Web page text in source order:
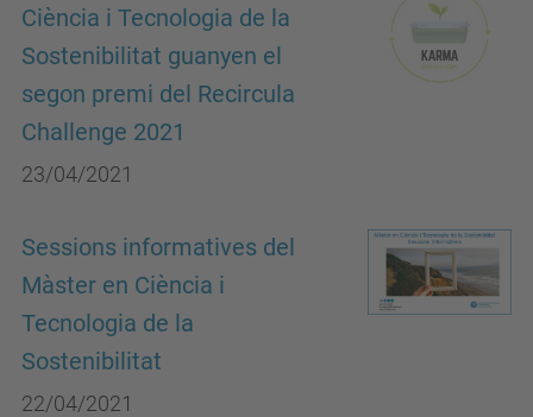
Ciència i Tecnologia de la
Sostenibilitat guanyen el
segon premi del Recircula
Challenge 2021
23/04/2021
Sessions informatives del
Màster en Ciència i
Tecnologia de la
Sostenibilitat
22/04/2021